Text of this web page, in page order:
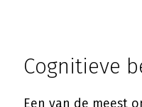
Cognitieve
Een van de meest